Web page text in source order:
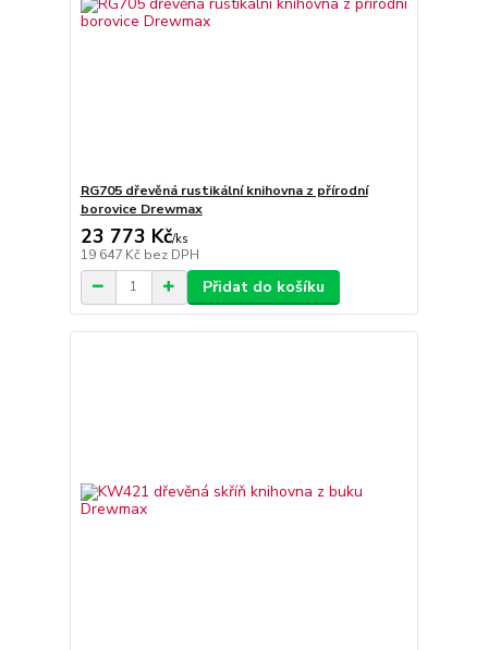
RG705 dřevěná rustikální knihovna z přírodní
borovice Drewmax
23 773 Kč/ks
19 647 Kč bez DPH
Přidat do košíku